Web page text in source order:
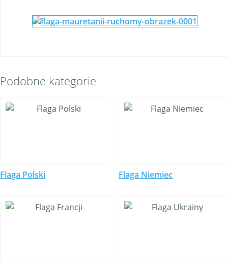
Podobne kategorie
Flaga Polski Flaga Niemiec